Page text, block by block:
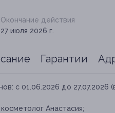
Окончание действия
27 июля 2026 г.
Гарантии
с 01.06.2026 до 27.07.2026
Анастасия;